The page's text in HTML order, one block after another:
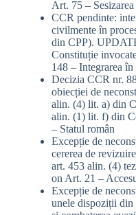
Art. 75 –
CCR pendinte:
civilmente în
din CPP).
Constituție
148 – Integrarea
Decizia CCR nr.
obiecției de
alin. (4) lit. a) din
alin. (1) lit. f) din
– Statul român
Excepție de
cererea de
art. 453 alin. (4)
on Art. 21 –
Excepție de
unele dispoziții din